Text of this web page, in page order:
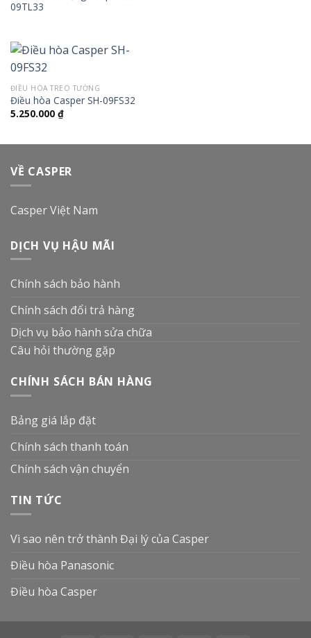
09TL33
ĐIỀU HÒA TREO TƯỜNG
Điều hòa Casper SH-09FS32
5.250.000 ₫
VỀ CASPER
Casper Việt Nam
DỊCH VỤ HẬU MÃI
Chính sách bảo hành
Chính sách đổi trả hàng
Dịch vụ bảo hành sửa chữa
Câu hỏi thường gặp
CHÍNH SÁCH BÁN HÀNG
Bảng giá lắp đặt
Chính sách thanh toán
Chính sách vận chuyển
TIN TỨC
Vì sao nên trở thành Đại lý của Casper
Điều hòa Panasonic
Điều hòa Casper